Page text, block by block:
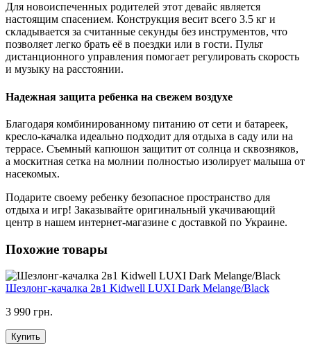
Для новоиспеченных родителей этот девайс является
настоящим спасением. Конструкция весит всего 3.5 кг и
складывается за считанные секунды без инструментов, что
позволяет легко брать её в поездки или в гости. Пульт
дистанционного управления помогает регулировать скорость
и музыку на расстоянии.
Надежная защита ребенка на свежем воздухе
Благодаря комбинированному питанию от сети и батареек,
кресло-качалка идеально подходит для отдыха в саду или на
террасе. Съемный капюшон защитит от солнца и сквозняков,
а москитная сетка на молнии полностью изолирует малыша от
насекомых.
Подарите своему ребенку безопасное пространство для
отдыха и игр! Заказывайте оригинальный укачивающий
центр в нашем интернет-магазине с доставкой по Украине.
Похожие товары
Шезлонг-качалка 2в1 Kidwell LUXI Dark Melange/Black
3 990 грн.
Купить